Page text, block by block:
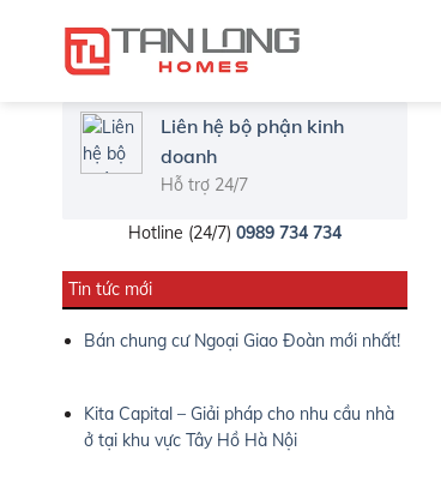
Liên hệ bộ phận kinh
doanh
Hỗ trợ 24/7
Hotline (24/7) 0989 734 734
Tin tức mới
Bán chung cư Ngoại Giao Đoàn mới nhất!
Kita Capital – Giải pháp cho nhu cầu nhà
ở tại khu vực Tây Hồ Hà Nội